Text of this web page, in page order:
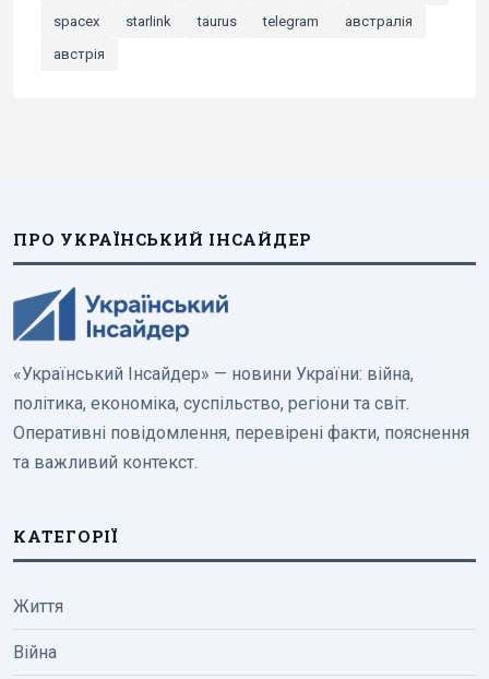
spacex
starlink taurus telegram
австралія
австрія
ПРО УКРАЇНСЬКИЙ ІНСАЙДЕР
«Український Інсайдер» — новини України: війна,
політика, економіка, суспільство, регіони та світ.
Оперативні повідомлення, перевірені факти, пояснення
та важливий контекст.
КАТЕГОРІЇ
Життя
Війна